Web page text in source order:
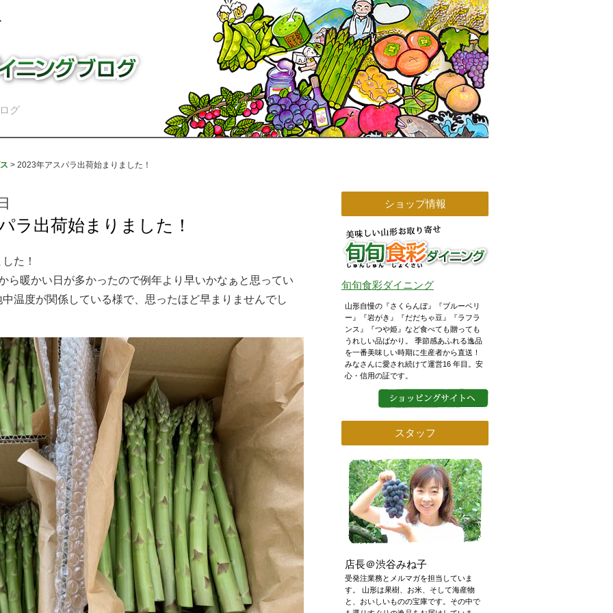
グ
> 2023年アスパラ出荷始まりました！
ラ出荷始まりました！
た！
ら暖かい日が多かったので例年より早いかなぁと思ってい
温度が関係している様で、思ったほど早まりませんでし
ショップ情報
旬旬食彩ダイニング
山形自慢の『さくらんぼ』『ブルーベリ
ー』『岩がき』『だだちゃ豆』『ラフラ
ンス』『つや姫』など食べても贈っても
うれしい品ばかり。 季節感あふれる逸品
を一番美味しい時期に生産者から直送！
みなさんに愛され続けて運営16 年目。安
心・信用の証です。
スタッフ
店長＠渋谷みね子
受発注業務とメルマガを担当していま
す。 山形は果樹、お米、そして海産物
と、おいしいものの宝庫です。その中で